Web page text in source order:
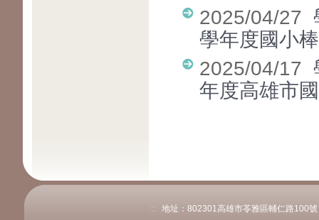
2025/04/27
學年度國小
2025/04/17
年度高雄市
:::
地址：802301高雄市苓雅區輔仁路100